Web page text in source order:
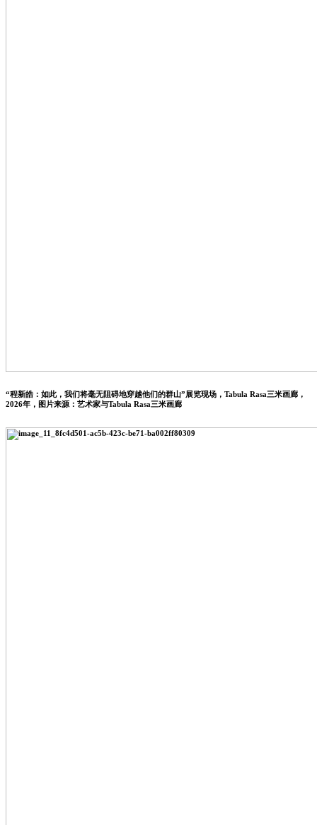
“程新皓：如此，我们将毫无阻碍地穿越他们的群山”展览现场，Tabula Rasa三米画廊，
2026年，图片来源：艺术家与Tabula Rasa三米画廊